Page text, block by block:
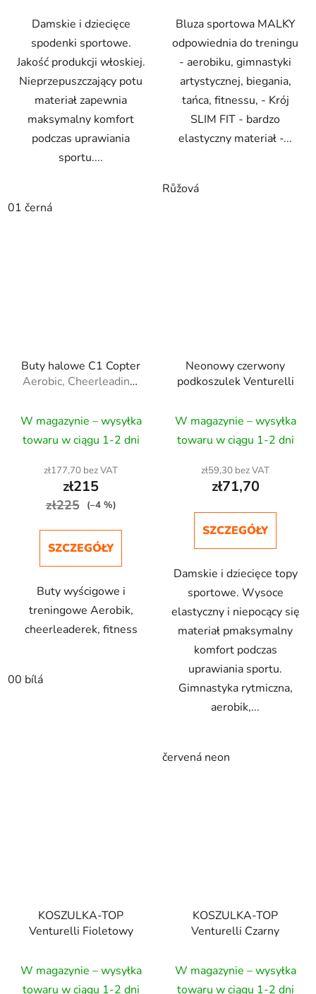
Damskie i dziecięce
spodenki sportowe.
Jakość produkcji włoskiej.
Nieprzepuszczający potu
materiał zapewnia
maksymalny komfort
podczas uprawiania
sportu....
01 černá
Bluza sportowa MALKY
odpowiednia do treningu
- aerobiku, gimnastyki
artystycznej, biegania,
tańca, fitnessu, - Krój
SLIM FIT - bardzo
elastyczny materiał -...
Růžová
Buty halowe C1 Copter
Aerobic, Cheerleading,
W magazynie – wysyłka
towaru w ciągu 1-2 dni
zł177,70 bez VAT
zł215
zł225 (–4 %)
SZCZEGÓŁY
Buty wyścigowe i
treningowe Aerobik,
cheerleaderek, fitness
00 bílá
Neonowy czerwony
podkoszulek Venturelli
W magazynie – wysyłka
towaru w ciągu 1-2 dni
zł59,30 bez VAT
zł71,70
SZCZEGÓŁY
Damskie i dziecięce topy
sportowe. Wysoce
elastyczny i niepocący się
materiał pmaksymalny
komfort podczas
uprawiania sportu.
Gimnastyka rytmiczna,
aerobik,...
červená neon
KOSZULKA-TOP
Venturelli Fioletowy
W magazynie – wysyłka
towaru w ciągu 1-2 dni
KOSZULKA-TOP
Venturelli Czarny
W magazynie – wysyłka
towaru w ciągu 1-2 dni